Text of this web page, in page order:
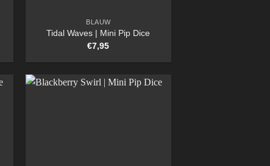
BLAUW
Tidal Waves | Mini Pip Dice
€7,95